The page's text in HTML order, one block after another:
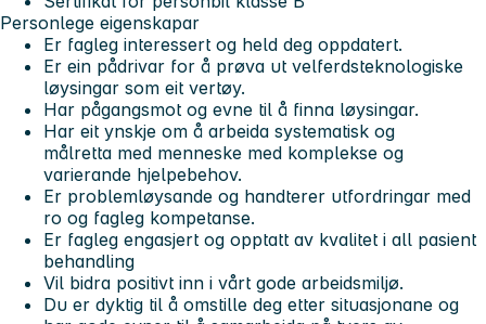
Personlege eigenskapar
Er fagleg interessert og held deg oppdatert.
Er ein pådrivar for å prøva ut velferdsteknologiske
løysingar som eit vertøy.
Har pågangsmot og evne til å finna løysingar.
Har eit ynskje om å arbeida systematisk og
målretta med menneske med komplekse og
varierande hjelpebehov.
Er problemløysande og handterer utfordringar med
ro og fagleg kompetanse.
Er fagleg engasjert og opptatt av kvalitet i all pasient
behandling
Vil bidra positivt inn i vårt gode arbeidsmiljø.
Du er dyktig til å omstille deg etter situasjonane og